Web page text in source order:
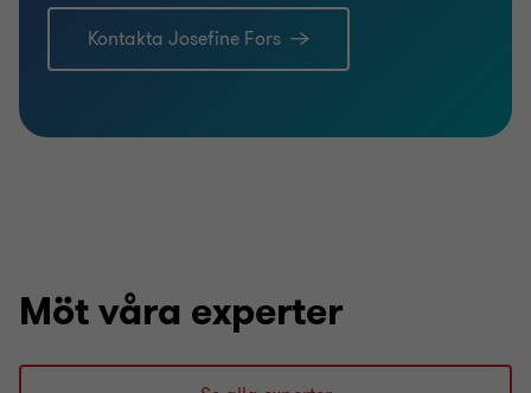
Kontakta Josefine Fors
Möt våra experter